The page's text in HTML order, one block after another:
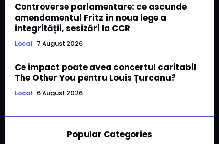
Controverse parlamentare: ce ascunde
amendamentul Fritz în noua lege a
integrității, sesizări la CCR
Local 7 August 2026
Ce impact poate avea concertul caritabil
The Other You pentru Louis Țurcanu?
Local 6 August 2026
Popular Categories